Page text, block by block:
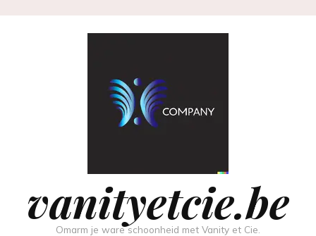
vanityetcie.be
Omarm je ware schoonheid met Vanity et Cie.